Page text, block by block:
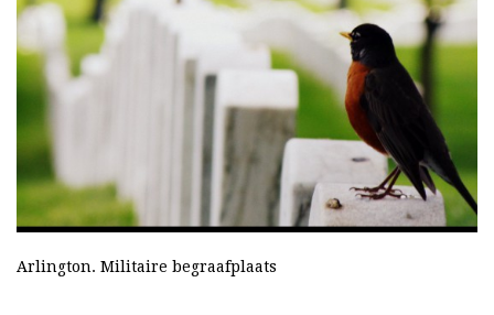
Arlington. Militaire begraafplaats